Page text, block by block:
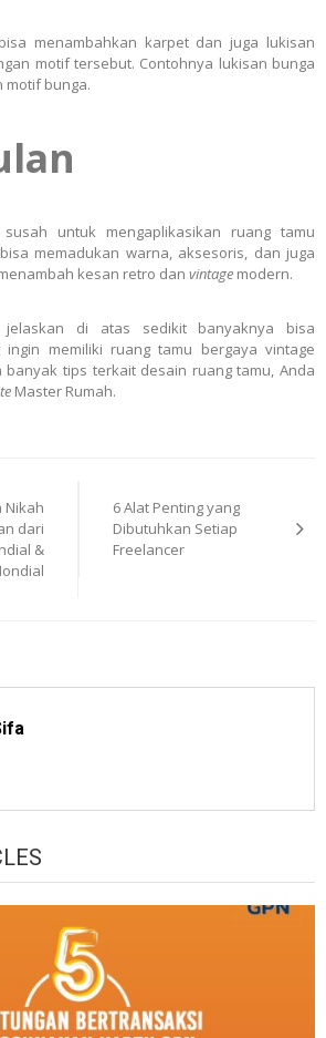
menambahkan karpet dan juga lukisan
motif tersebut. Contohnya lukisan bunga
motif bunga.
untuk mengaplikasikan ruang tamu
memadukan warna, aksesoris, dan juga
kesan retro dan vintage modern.
jelaskan di atas sedikit banyaknya bisa
ingin memiliki ruang tamu bergaya vintage
banyak tips terkait desain ruang tamu, Anda
Master Rumah.
Nikah
dari
&
6 Alat Penting yang
Dibutuhkan Setiap
Freelancer